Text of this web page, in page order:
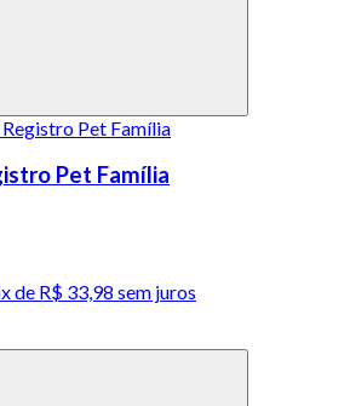
Pet Família
de R$ 33,98 sem juros